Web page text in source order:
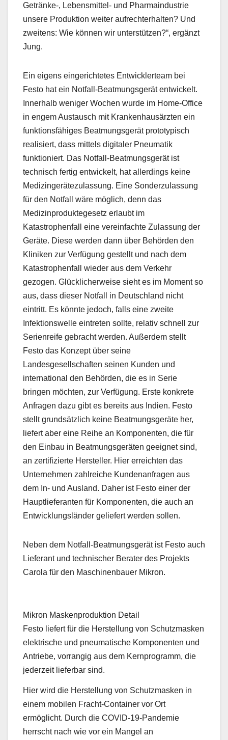
Getränke-, Lebensmittel- und Pharmaindustrie
unsere Produktion weiter aufrechterhalten? Und
zweitens: Wie können wir unterstützen?“, ergänzt
Jung.
Ein eigens eingerichtetes Entwicklerteam bei
Festo hat ein Notfall-Beatmungsgerät entwickelt.
Innerhalb weniger Wochen wurde im Home-Office
in engem Austausch mit Krankenhausärzten ein
funktionsfähiges Beatmungsgerät prototypisch
realisiert, dass mittels digitaler Pneumatik
funktioniert. Das Notfall-Beatmungsgerät ist
technisch fertig entwickelt, hat allerdings keine
Medizingerätezulassung. Eine Sonderzulassung
für den Notfall wäre möglich, denn das
Medizinproduktegesetz erlaubt im
Katastrophenfall eine vereinfachte Zulassung der
Geräte. Diese werden dann über Behörden den
Kliniken zur Verfügung gestellt und nach dem
Katastrophenfall wieder aus dem Verkehr
gezogen. Glücklicherweise sieht es im Moment so
aus, dass dieser Notfall in Deutschland nicht
eintritt. Es könnte jedoch, falls eine zweite
Infektionswelle eintreten sollte, relativ schnell zur
Serienreife gebracht werden. Außerdem stellt
Festo das Konzept über seine
Landesgesellschaften seinen Kunden und
international den Behörden, die es in Serie
bringen möchten, zur Verfügung. Erste konkrete
Anfragen dazu gibt es bereits aus Indien. Festo
stellt grundsätzlich keine Beatmungsgeräte her,
liefert aber eine Reihe an Komponenten, die für
den Einbau in Beatmungsgeräten geeignet sind,
an zertifizierte Hersteller. Hier erreichten das
Unternehmen zahlreiche Kundenanfragen aus
dem In- und Ausland. Daher ist Festo einer der
Hauptlieferanten für Komponenten, die auch an
Entwicklungsländer geliefert werden sollen.
Neben dem Notfall-Beatmungsgerät ist Festo auch
Lieferant und technischer Berater des Projekts
Carola für den Maschinenbauer Mikron.
Mikron Maskenproduktion Detail
Festo liefert für die Herstellung von Schutzmasken
elektrische und pneumatische Komponenten und
Antriebe, vorrangig aus dem Kernprogramm, die
jederzeit lieferbar sind.
Hier wird die Herstellung von Schutzmasken in
einem mobilen Fracht-Container vor Ort
ermöglicht. Durch die COVID-19-Pandemie
herrscht nach wie vor ein Mangel an